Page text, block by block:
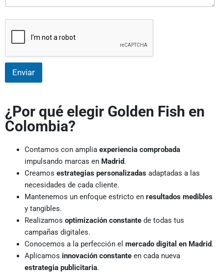
Enviar
¿Por qué elegir Golden Fish en
Colombia?
Contamos con amplia experiencia comprobada
impulsando marcas en Madrid.
Creamos estrategias personalizadas adaptadas a las
necesidades de cada cliente.
Mantenemos un enfoque estricto en resultados medibles
y tangibles.
Realizamos optimización constante de todas tus
campañas digitales.
Conocemos a la perfección el mercado digital en Madrid.
Aplicamos innovación constante en cada nueva
estrategia publicitaria.